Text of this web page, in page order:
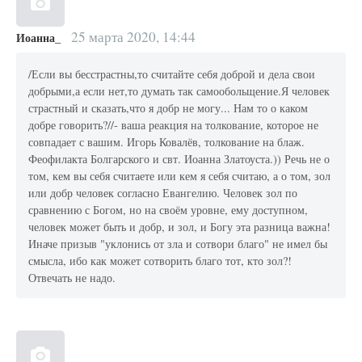
Иоанна_ 25 марта 2020, 14:44
/Если вы бесстрастны,то считайте себя доброй и дела свои
добрыми,а если нет,то думать так самообольщение.Я человек
страстный и сказать,что я добр не могу... Нам то о каком
добре говорить?//- ваша реакция на толкование, которое не
совпадает с вашим. Игорь Ковалёв, толкование на блаж.
Феофилакта Болгарского и свт. Иоанна Златоуста.)) Речь не о
том, кем вы себя считаете или кем я себя считаю, а о том, зол
или добр человек согласно Евангелию. Человек зол по
сравнению с Богом, но на своём уровне, ему доступном,
человек может быть и добр, и зол, и Богу эта разница важна!
Иначе призыв "уклонись от зла и сотвори благо" не имел бы
смысла, ибо как может сотворить благо тот, кто зол?!
Отвечать не надо.